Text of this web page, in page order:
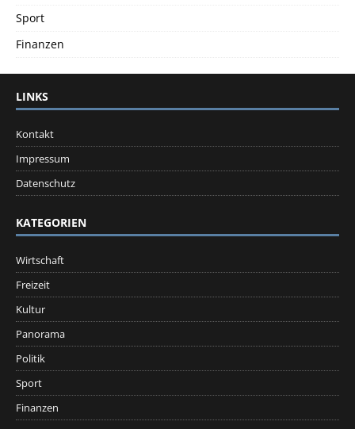
Sport
Finanzen
LINKS
Kontakt
Impressum
Datenschutz
KATEGORIEN
Wirtschaft
Freizeit
Kultur
Panorama
Politik
Sport
Finanzen